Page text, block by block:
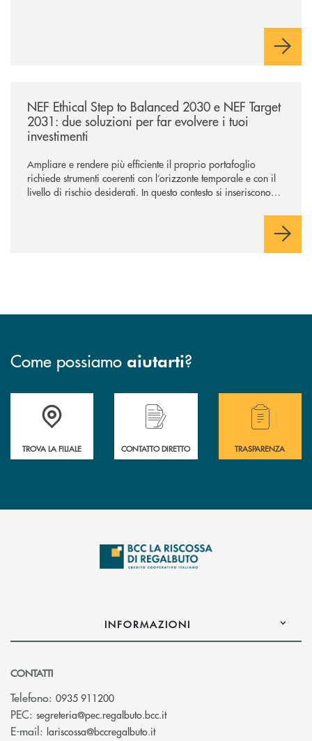
NEF Ethical Step to Balanced 2030 e NEF Target
2031: due soluzioni per far evolvere i tuoi
investimenti
Ampliare e rendere più efficiente il proprio portafoglio
richiede strumenti coerenti con l’orizzonte temporale e con il
livello di rischio desiderati. In questo contesto si inseriscono
soluzioni tra loro complementari, pensate per accompagnare
Come possiamo aiutarti?
Accedi all' elenco completo delle filiali della Bcc
TROVA LA FILIALE
Hai bisogno di assistenza immediata?
CONTATTO DIRETTO
Hai bisogno di
TRASPARENZA
INFORMAZIONI
CONTATTI
Telefono: 0935 911200
PEC: segreteria@pec.regalbuto.bcc.it(si apre l’app di posta
E-mail: lariscossa@bccregalbuto.it(si apre l’app di posta